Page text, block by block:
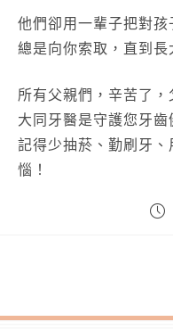
他們卻用一輩子把對孩
總是向你索取，直到長
所有父親們，辛苦了，
大同牙醫是守護您牙齒
記得少抽菸、勤刷牙
惱！